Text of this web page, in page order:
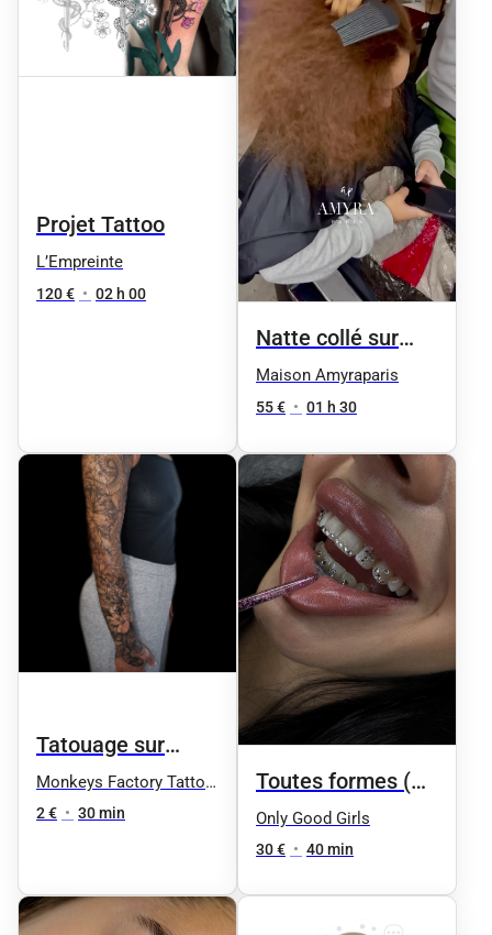
Projet Tattoo
L’Empreinte
120 € • 02 h 00
Natte collé sur
cheveux naturel
Maison Amyraparis
55 € • 01 h 30
Tatouage sur
cicatrices
Monkeys Factory Tattoo
& Art
2 € • 30 min
Toutes formes (
cour, etoile, fleur
ect )
Only Good Girls
30 € • 40 min